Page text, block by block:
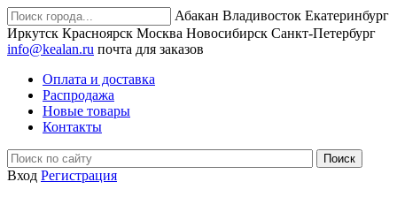
Абакан Владивосток Екатеринбург
Иркутск Красноярск Москва Новосибирск Санкт-Петербург
info@kealan.ru почта для заказов
Оплата и доставка
Распродажа
Новые товары
Контакты
Вход Регистрация